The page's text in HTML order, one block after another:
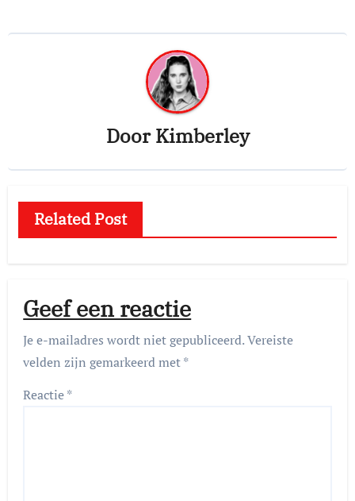
DoorKimberley
Related Post
Geef een reactie
Je e-mailadres wordt niet gepubliceerd.Vereiste
velden zijn gemarkeerd met*
Reactie*